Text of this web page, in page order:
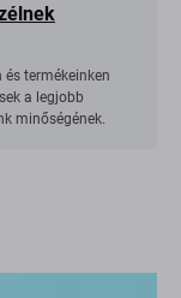
termékeinken
a legjobb
minőségének.